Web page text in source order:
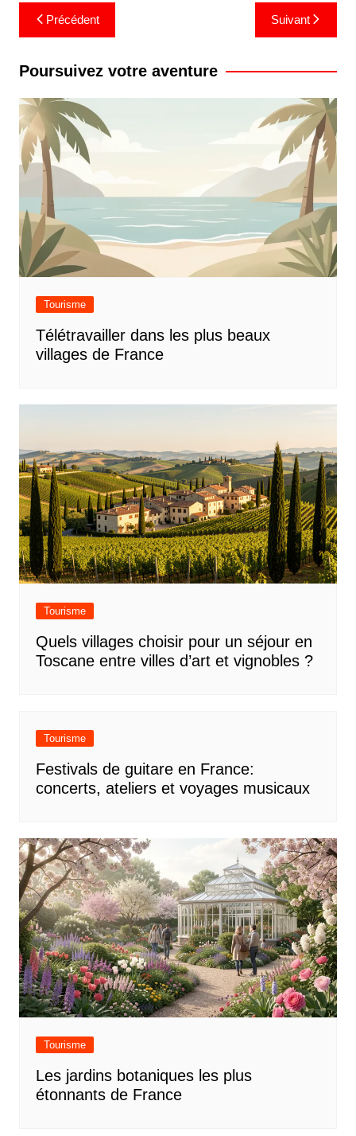
Navigation
de
l’article
Précédent Suivant
Poursuivez votre aventure
Tourisme
Télétravailler dans les plus beaux
villages de France
Tourisme
Quels villages choisir pour un séjour en
Toscane entre villes d’art et vignobles ?
Tourisme
Festivals de guitare en France:
concerts, ateliers et voyages musicaux
Tourisme
Les jardins botaniques les plus
étonnants de France